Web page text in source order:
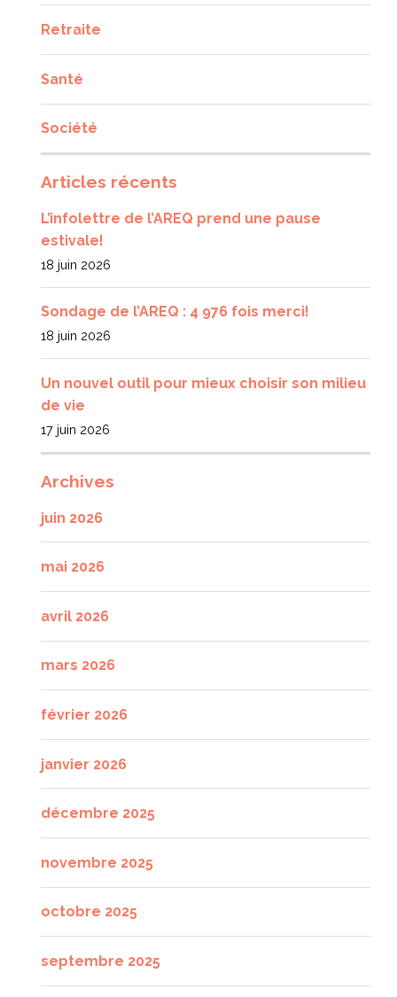
Retraite
Santé
Société
Articles récents
L’infolettre de l’AREQ prend une pause
estivale!
18 juin 2026
Sondage de l’AREQ : 4 976 fois merci!
18 juin 2026
Un nouvel outil pour mieux choisir son milieu
de vie
17 juin 2026
Archives
juin 2026
mai 2026
avril 2026
mars 2026
février 2026
janvier 2026
décembre 2025
novembre 2025
octobre 2025
septembre 2025